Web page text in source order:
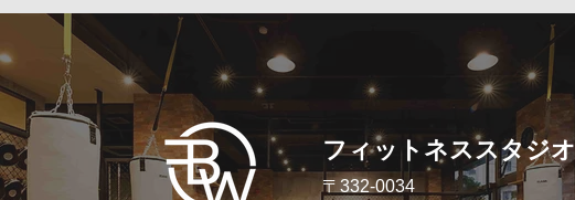
​フィットネススタジオ
​〒332-0034